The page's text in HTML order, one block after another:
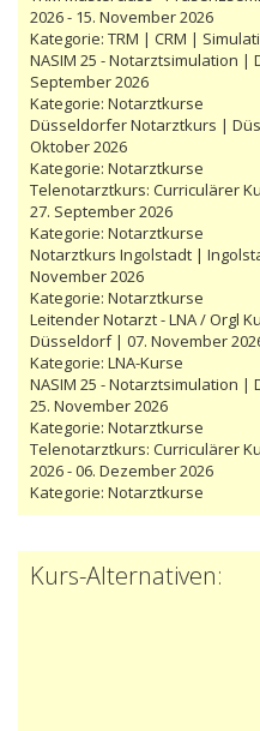
2026 - 15. November 2026
Kategorie: TRM | CRM |
NASIM 25 - Notarztsimulation |
September 2026
Kategorie: Notarztkurse
Düsseldorfer Notarztkurs |
Oktober 2026
Kategorie: Notarztkurse
Telenotarztkurs: Curriculärer
27. September 2026
Kategorie: Notarztkurse
Notarztkurs Ingolstadt |
November 2026
Kategorie: Notarztkurse
Leitender Notarzt - LNA / Orgl
Düsseldorf | 07. November
Kategorie: LNA-Kurse
NASIM 25 - Notarztsimulation |
25. November 2026
Kategorie: Notarztkurse
Telenotarztkurs: Curriculärer
2026 - 06. Dezember 2026
Kategorie: Notarztkurse
Kurs-Alternativen: